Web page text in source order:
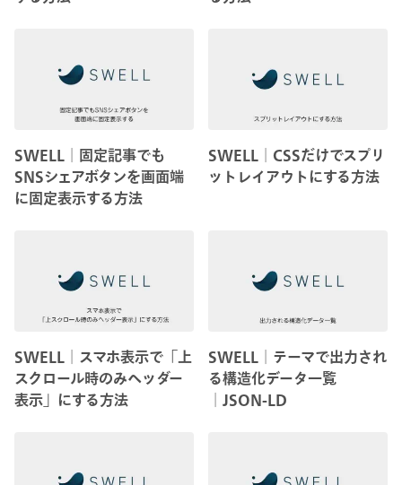
SWELL│固定記事でも
SNSシェアボタンを画面端
に固定表示する方法
SWELL│CSSだけでスプリ
ットレイアウトにする方法
SWELL│スマホ表示で「上
スクロール時のみヘッダー
表示」にする方法
SWELL│テーマで出力され
る構造化データ一覧
│JSON-LD